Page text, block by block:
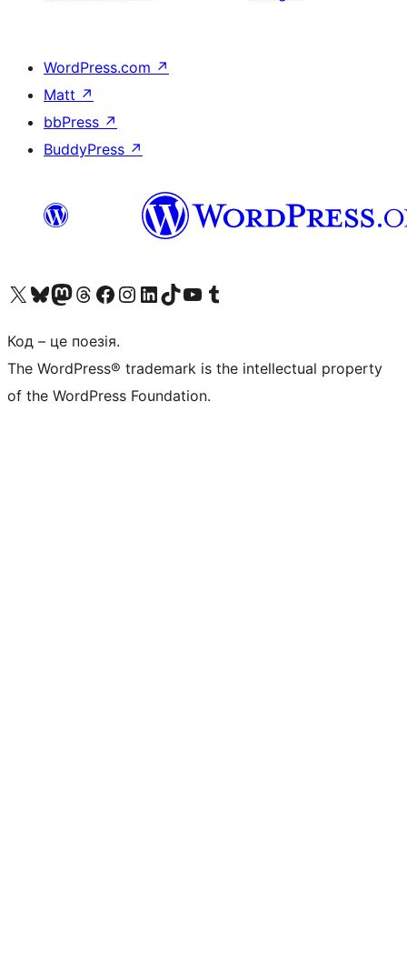
WordPress.com ↗
Matt ↗
bbPress ↗
BuddyPress ↗
Visit our X (formerly Twitter) account
Visit our Bluesky account
Завітайте до нашої стрічки в Mastodon
Visit our Threads account
Завітайте на нашу сторінку в Facebook
Visit our Instagram account
Visit our LinkedIn account
Visit our TikTok account
Visit our YouTube channel
Visit our Tumblr account
Код – це поезія.
The WordPress® trademark is the intellectual property
of the WordPress Foundation.